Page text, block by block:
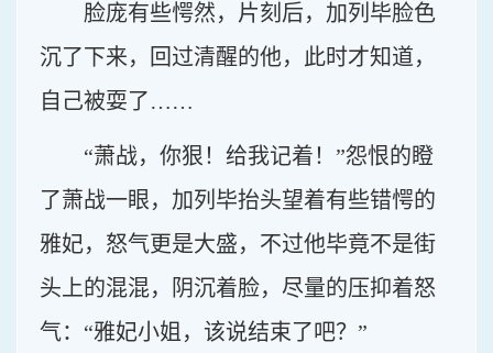
脸庞有些愕然，片刻后，加列毕脸色
沉了下来，回过清醒的他，此时才知道，
自己被耍了……
“萧战，你狠！给我记着！”怨恨的瞪
了萧战一眼，加列毕抬头望着有些错愕的
雅妃，怒气更是大盛，不过他毕竟不是街
头上的混混，阴沉着脸，尽量的压抑着怒
气：“雅妃小姐，该说结束了吧？”